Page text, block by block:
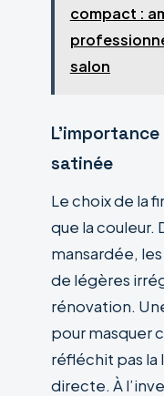
compact :
salon
satinée
Le choix de la
que la couleur.
mansardée,
de légères
rénovation.
pour masquer
réfléchit pas la
directe. À